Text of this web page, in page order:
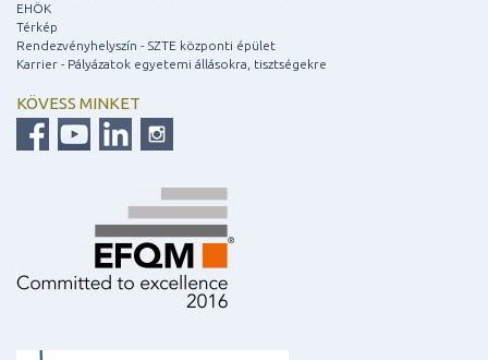
EHÖK
Térkép
Rendezvényhelyszín - SZTE központi épület
Karrier - Pályázatok egyetemi állásokra, tisztségekre
KÖVESS MINKET